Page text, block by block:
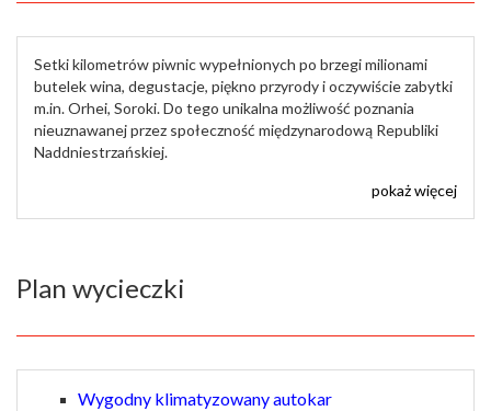
Setki kilometrów piwnic wypełnionych po brzegi milionami
butelek wina, degustacje, piękno przyrody i oczywiście zabytki
m.in. Orhei, Soroki. Do tego unikalna możliwość poznania
nieuznawanej przez społeczność międzynarodową Republiki
Naddniestrzańskiej.
pokaż więcej
Plan wycieczki
Wygodny klimatyzowany autokar